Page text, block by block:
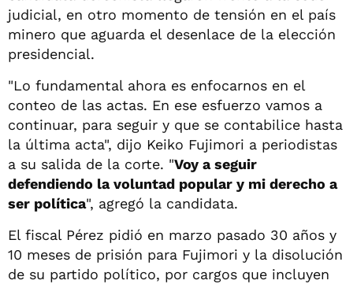
judicial, en otro momento de tensión en el país
minero que aguarda el desenlace de la elección
presidencial.
"Lo fundamental ahora es enfocarnos en el
conteo de las actas. En ese esfuerzo vamos a
continuar, para seguir y que se contabilice hasta
la última acta", dijo Keiko Fujimori a periodistas
a su salida de la corte. "Voy a seguir
defendiendo la voluntad popular y mi derecho a
ser política", agregó la candidata.
El fiscal Pérez pidió en marzo pasado 30 años y
10 meses de prisión para Fujimori y la disolución
de su partido político, por cargos que incluyen